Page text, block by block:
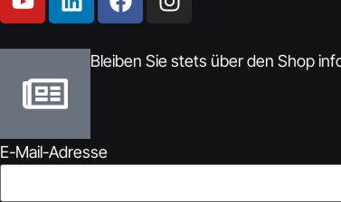
Bleiben Sie stets über den Shop
E-Mail-Adresse